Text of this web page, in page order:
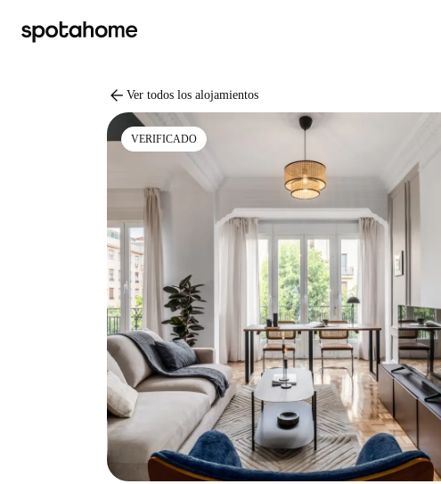
arrow_back Ver todos los alojamientos
VERIFICADO